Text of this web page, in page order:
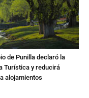
de Punilla declaró la
Turística y reducirá
alojamientos